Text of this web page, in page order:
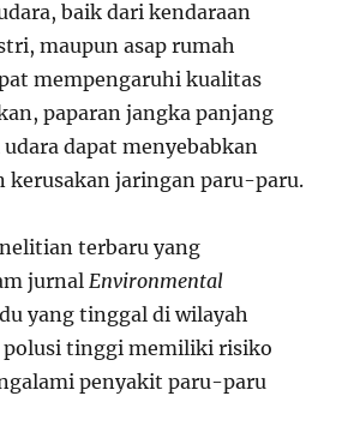
baik dari kendaraan
maupun asap rumah
mempengaruhi kualitas
paparan jangka panjang
dapat menyebabkan
kerusakan jaringan paru-paru.
terbaru yang
jurnalEnvironmental
yang tinggal di wilayah
tinggi memiliki risiko
penyakit paru-paru